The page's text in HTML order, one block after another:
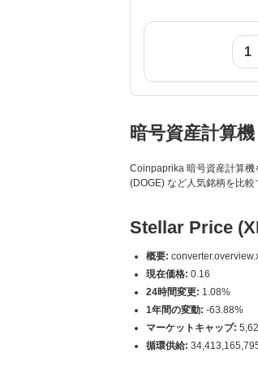
暗号資産計算
Coinpaprika 暗号資産計算
(DOGE) など人気銘柄を比
Stellar Price
概要:
現在価格: 0.16
24時間変更: 1.08%
1年間の変動: -63.88%
マーケットキャップ:
循環供給: